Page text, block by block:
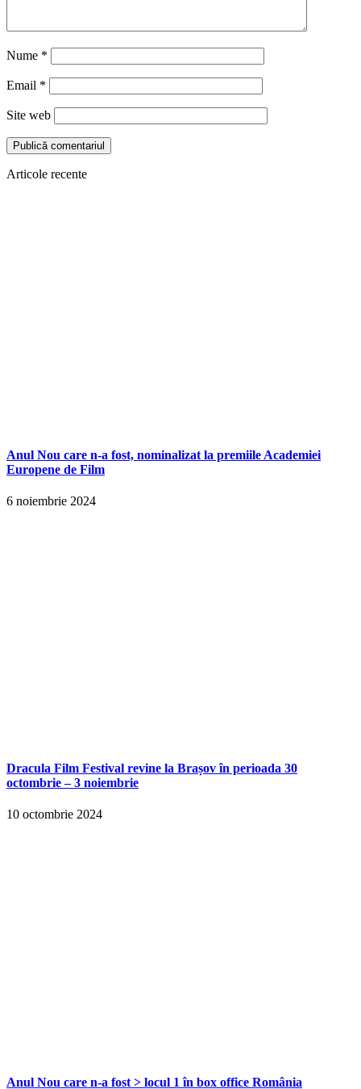
Nume *
Email *
Site web
Articole recente
Anul Nou care n-a fost, nominalizat la premiile Academiei
Europene de Film
6 noiembrie 2024
Dracula Film Festival revine la Brașov în perioada 30
octombrie – 3 noiembrie
10 octombrie 2024
Anul Nou care n-a fost > locul 1 în box office România